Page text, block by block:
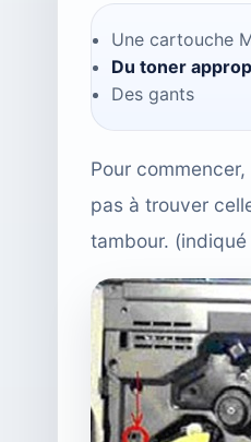
Une cartouche
Du toner
Des gants
Pour
pas à trouver
tambour.